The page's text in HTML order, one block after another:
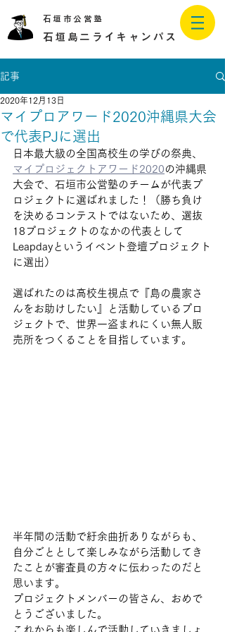
石垣市公営塾
石垣島二ライキャンパス
記事
マイプロアワード2020沖縄県大会
で代表PJに選出
2020年12月13日
日本最大級の全国高校生の学びの祭典、
マイプロジェクトアワード2020の沖縄県
大会で、石垣市公営塾のチームが代表プ
ロジェクトに選ばれました！（勝ち負け
を決めるコンテストではないため、選抜
18プロジェクトのなかの代表として
Leapdayというイベント登壇プロジェクト
に選出）
選ばれたのは高校生視点で『島の農家さ
んをお助けしたい』と活動しているプロ
ジェクトで、世界一盗まれにくい無人販
売所をつくることを目指しています。
半年間の活動で紆余曲折ありながらも、
自分ごととして楽しみながら活動してき
たことが審査員の方々に伝わったのだと
思います。
プロジェクトメンバーの皆さん、おめで
とうございました。
これからも楽しんで活動していきましょ